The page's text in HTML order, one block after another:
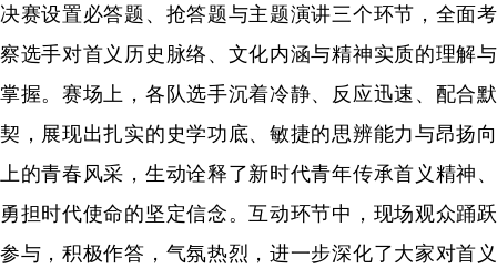
决赛设置必答题、抢答题与主题演讲三个环节，全面考
察选手对首义历史脉络、文化内涵与精神实质的理解与
掌握。赛场上，各队选手沉着冷静、反应迅速、配合默
契，展现出扎实的史学功底、敏捷的思辨能力与昂扬向
上的青春风采，生动诠释了新时代青年传承首义精神、
勇担时代使命的坚定信念。互动环节中，现场观众踊跃
参与，积极作答，气氛热烈，进一步深化了大家对首义